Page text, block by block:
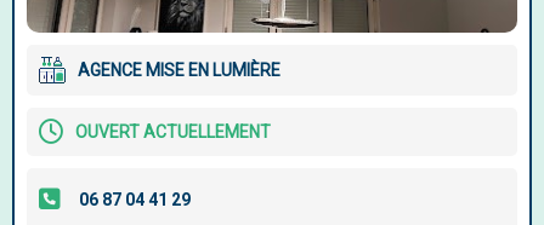
AGENCE MISE EN LUMIÈRE
OUVERT ACTUELLEMENT